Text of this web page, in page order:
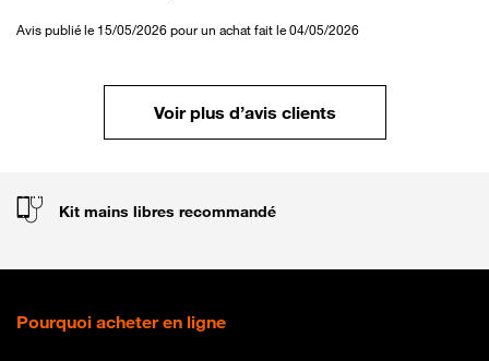
Avis publié le 15/05/2026 pour un achat fait le 04/05/2026
Voir plus d’avis clients
Kit mains libres recommandé
Pourquoi acheter en ligne